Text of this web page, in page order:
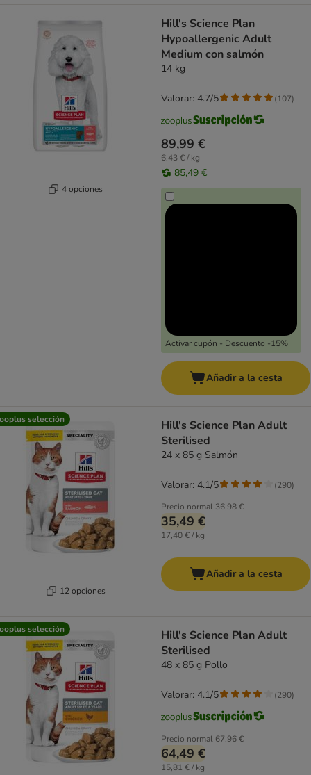
4 opciones
Hill's Science Plan
Hypoallergenic Adult
Medium con salmón
14 kg
89,99 €
6,43 € / kg
85,49 €
Activar cupón - Descuento -15%
Valorar: 4.7/5 (107)
Añadir a la cesta
selección
12 opciones
Hill's Science Plan Adult
Sterilised
24 x 85 g Salmón
Precio normal 36,98 €
35,49 €
17,40 € / kg
Valorar: 4.1/5 (290)
Añadir a la cesta
selección
Hill's Science Plan Adult
Sterilised
48 x 85 g Pollo
Precio normal 67,96 €
64,49 €
15,81 € / kg
Valorar: 4.1/5 (290)